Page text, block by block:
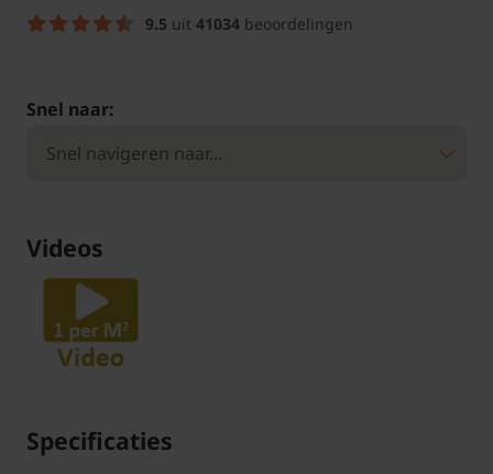
9.5 uit 41034 beoordelingen
Snel naar:
Videos
Specificaties